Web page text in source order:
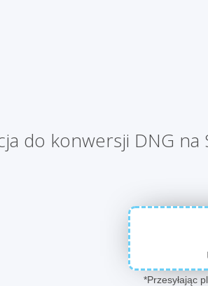
do konwersji DNG na
*Przesyłając